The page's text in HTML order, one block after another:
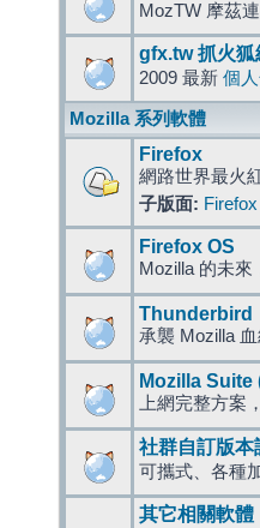
MozTW 摩茲
gfx.tw 抓火狐
2009 最新 個
Mozilla 系列軟體
Firefox
網路世界最火
子版面:
Firefox OS
Mozilla 的未來
Thunderbird
承襲 Mozilla
Mozilla Suite
上網完整方
社群自訂版本
可攜式、各種
其它相關軟體